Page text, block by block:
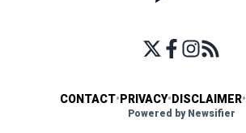
CONTACT• PRIVACY• DISCLAIMER•
Powered by Newsifier